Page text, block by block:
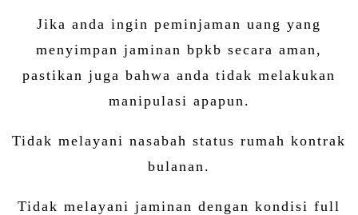
Jika anda ingin peminjaman uang yang
menyimpan jaminan bpkb secara aman,
pastikan juga bahwa anda tidak melakukan
manipulasi apapun.
Tidak melayani nasabah status rumah kontrak
bulanan.
Tidak melayani jaminan dengan kondisi full